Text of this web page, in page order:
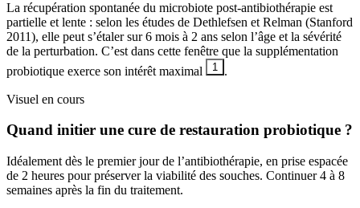
La récupération spontanée du microbiote post-antibiothérapie est
partielle et lente : selon les études de Dethlefsen et Relman (Stanford
2011), elle peut s’étaler sur 6 mois à 2 ans selon l’âge et la sévérité
de la perturbation. C’est dans cette fenêtre que la supplémentation
probiotique exerce son intérêt maximal
1 .
Visuel en cours
Quand initier une cure de restauration probiotique ?
Idéalement dès le premier jour de l’antibiothérapie, en prise espacée
de 2 heures pour préserver la viabilité des souches. Continuer 4 à 8
semaines après la fin du traitement.